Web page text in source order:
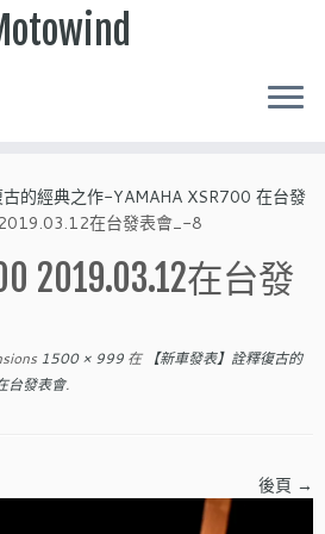
古的經典之作-YAMAHA XSR700 在台發
在台發表會_-8
2019.03.12在台發
1500 × 999 在【新車發表】詮釋復古的
台發表會.
後頁 →